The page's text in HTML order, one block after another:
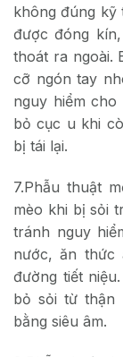
không đúng
được đóng
thoát ra ngoài.
cỡ ngón tay
nguy hiểm
bỏ cục u khi
bị tái lại.
7.Phẫu thuật
mèo khi bị sỏi
tránh nguy
nước, ăn thức
đường tiết
bỏ sỏi từ thận
bằng siêu âm.